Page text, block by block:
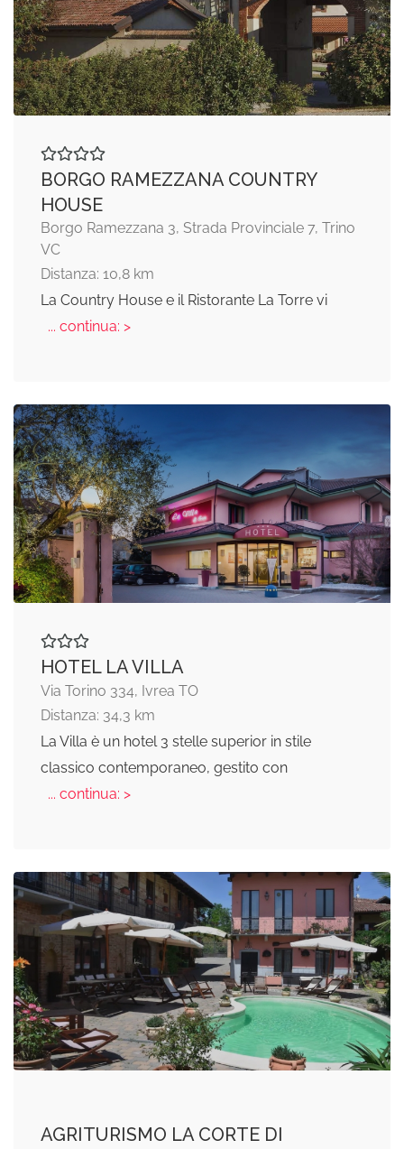
BORGO RAMEZZANA COUNTRY
HOUSE
Borgo Ramezzana 3, Strada Provinciale 7, Trino
VC
Distanza: 10,8 km
La Country House e il Ristorante La Torre vi
... continua: >
HOTEL LA VILLA
Via Torino 334, Ivrea TO
Distanza: 34,3 km
La Villa è un hotel 3 stelle superior in stile
classico contemporaneo, gestito con
... continua: >
AGRITURISMO LA CORTE DI